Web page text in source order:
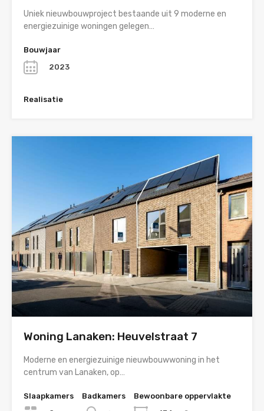
Uniek nieuwbouwproject bestaande uit 9 moderne en
energiezuinige woningen gelegen…
Bouwjaar
2023
Realisatie
Woning Lanaken: Heuvelstraat 7
Moderne en energiezuinige nieuwbouwwoning in het
centrum van Lanaken, op…
Slaapkamers
Badkamers
Bewoonbare oppervlakte